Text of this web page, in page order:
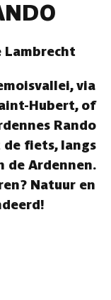
Lambrecht
via
Hubert, of
Rando
fiets, langs
de Ardennen.
Natuur en